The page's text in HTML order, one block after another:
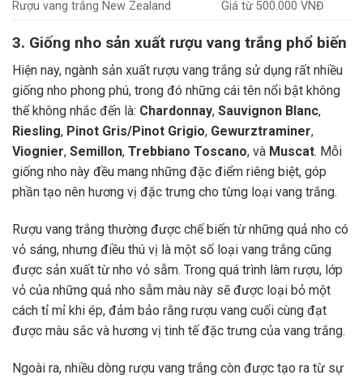
Rượu vang trắng New Zealand
Giá từ 500.000 VNĐ
3. Giống nho sản xuất rượu vang trắng phổ biến
Hiện nay, ngành sản xuất rượu vang trắng sử dụng rất nhiều
giống nho phong phú, trong đó những cái tên nổi bật không
thể không nhắc đến là: Chardonnay, Sauvignon Blanc,
Riesling, Pinot Gris/Pinot Grigio, Gewurztraminer,
Viognier, Semillon, Trebbiano Toscano, và Muscat. Mỗi
giống nho này đều mang những đặc điểm riêng biệt, góp
phần tạo nên hương vị đặc trưng cho từng loại vang trắng.
Rượu vang trắng thường được chế biến từ những quả nho có
vỏ sáng, nhưng điều thú vị là một số loại vang trắng cũng
được sản xuất từ nho vỏ sẫm. Trong quá trình làm rượu, lớp
vỏ của những quả nho sẫm màu này sẽ được loại bỏ một
cách tỉ mỉ khi ép, đảm bảo rằng rượu vang cuối cùng đạt
được màu sắc và hương vị tinh tế đặc trưng của vang trắng.
Ngoài ra, nhiều dòng rượu vang trắng còn được tạo ra từ sự